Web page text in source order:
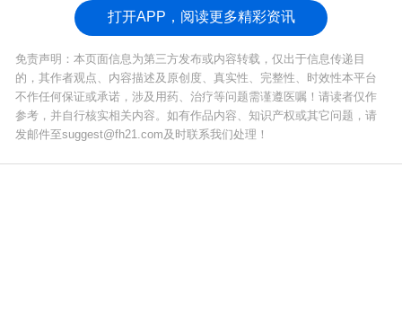
过度治疗。
打开APP，阅读更多精彩资讯
免责声明：本页面信息为第三方发布或内容转载，仅出于信息传递目
的，其作者观点、内容描述及原创度、真实性、完整性、时效性本平台
不作任何保证或承诺，涉及用药、治疗等问题需谨遵医嘱！请读者仅作
参考，并自行核实相关内容。如有作品内容、知识产权或其它问题，请
发邮件至suggest@fh21.com及时联系我们处理！